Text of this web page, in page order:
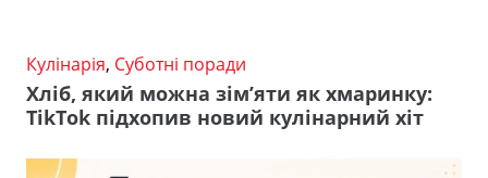
Кулінарія, Суботні поради
Хліб, який можна зім’яти як хмаринку:
TikTok підхопив новий кулінарний хіт